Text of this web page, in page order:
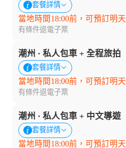
套餐詳情
當地時間18:00前，可預訂明天
有條件退電子票
潮州 · 私人包車 + 全程旅拍
套餐詳情
當地時間18:00前，可預訂明天
有條件退電子票
潮州 · 私人包車 + 中文導遊
套餐詳情
當地時間18:00前，可預訂明天